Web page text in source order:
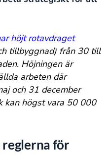
höjt rotavdraget
tillbyggnad) från 30 till
Höjningen är
arbeten där
och 31 december
kan högst vara 50 000
reglerna för